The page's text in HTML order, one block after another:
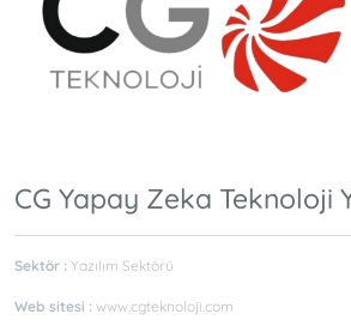
CG Yapay Zeka Teknoloji
Sektör : Yazılım Sektörü
Web sitesi : www.cgteknoloji.com